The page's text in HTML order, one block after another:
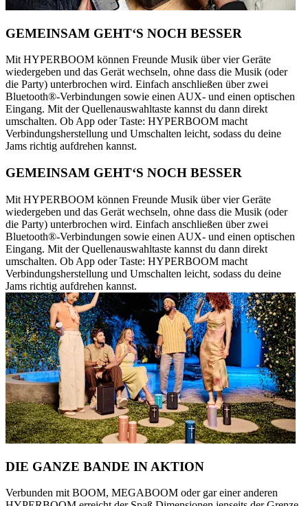
GEMEINSAM GEHT‘S NOCH BESSER
Mit HYPERBOOM können Freunde Musik über vier Geräte
wiedergeben und das Gerät wechseln, ohne dass die Musik (oder
die Party) unterbrochen wird. Einfach anschließen über zwei
Bluetooth®-Verbindungen sowie einen AUX- und einen optischen
Eingang. Mit der Quellenauswahltaste kannst du dann direkt
umschalten. Ob App oder Taste: HYPERBOOM macht
Verbindungsherstellung und Umschalten leicht, sodass du deine
Jams richtig aufdrehen kannst.
GEMEINSAM GEHT‘S NOCH BESSER
Mit HYPERBOOM können Freunde Musik über vier Geräte
wiedergeben und das Gerät wechseln, ohne dass die Musik (oder
die Party) unterbrochen wird. Einfach anschließen über zwei
Bluetooth®-Verbindungen sowie einen AUX- und einen optischen
Eingang. Mit der Quellenauswahltaste kannst du dann direkt
umschalten. Ob App oder Taste: HYPERBOOM macht
Verbindungsherstellung und Umschalten leicht, sodass du deine
Jams richtig aufdrehen kannst.
DIE GANZE BANDE IN AKTION
Verbunden mit BOOM, MEGABOOM oder gar einer anderen